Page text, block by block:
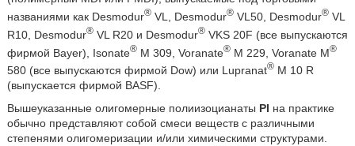
названиями как Desmodur®VL, Desmodur®VL50, Desmodur®VL
R10, Desmodur®VL R20 и Desmodur®VKS 20F (все выпускаются
фирмой Bayer), Isonate®M 309, Voranate®M 229, Voranate M®
580 (все выпускаются фирмой Dow) или Lupranat®M 10 R
(выпускается фирмой BASF).
Вышеуказанные олигомерные полиизоцианаты PI на практике
обычно представляют собой смеси веществ с различными
степенями олигомеризации и/или химическими структурами.